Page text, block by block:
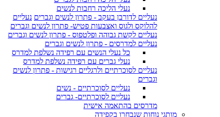
נעלי הליכה רחבות לנשים
נעליים לדורבן בעקב - פתרון לנשים וגברים נעליים
להלוקס ולגוס ואצבעות פטיש- פתרון לנשים וגברים
נעליים לקשת גבוהה ופלטפוס - פתרון לנשים וגברים
נעליים למדרסים - פתרון לנשים וגברים
כל נעלי הנשים עם רפידה נשלפת למדרס
נעלי גברים עם רפידה נשלפת למדרס
נעליים לסוכרתיים ולרגליים רגישות - פתרון לנשים
וגברים
נעליים לסוכרתיים - נשים
נעליים לסוכרתיים- גברים
מדרסים בהתאמה אישית
מותגי נוחות שנבחרו בקפידה